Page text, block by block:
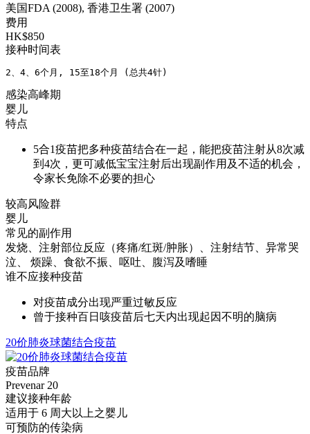
美国FDA (2008), 香港卫生署 (2007)
费用
HK$850
接种时间表
2、4、6个月, 15至18个月 (总共4针)
感染高峰期
婴儿
特点
5合1疫苗把多种疫苗结合在一起，能把疫苗注射从8次减
到4次，更可减低宝宝注射后出现副作用及不适的机会，
令家长免除不必要的担心
较高风险群
婴儿
常见的副作用
发烧、注射部位反应（疼痛/红斑/肿胀）、注射结节、异常哭
泣、 烦躁、食欲不振、呕吐、腹泻及嗜睡
谁不应接种疫苗
对疫苗成分出现严重过敏反应
曾于接种百日咳疫苗后七天内出现起因不明的脑病
20价肺炎球菌结合疫苗
疫苗品牌
Prevenar 20
建议接种年龄
适用于 6 周大以上之婴儿
可预防的传染病